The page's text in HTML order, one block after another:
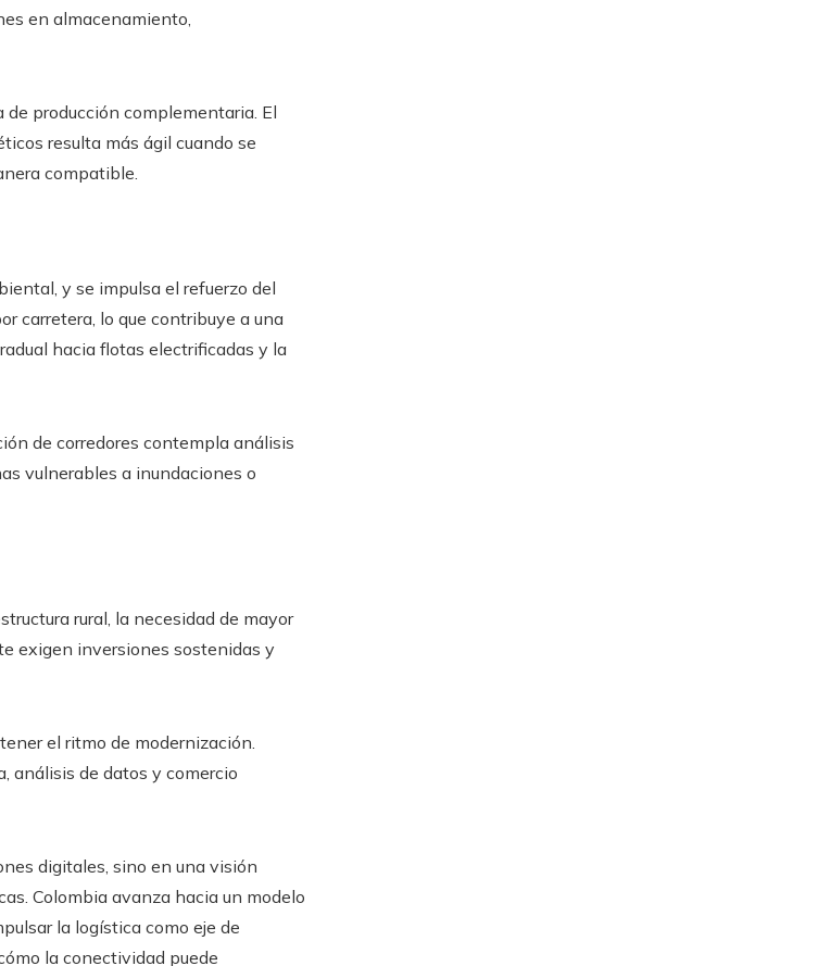
en almacenamiento,
producción complementaria. El
resulta más ágil cuando se
compatible.
y se impulsa el refuerzo del
carretera, lo que contribuye a una
hacia flotas electrificadas y la
de corredores contempla análisis
vulnerables a inundaciones o
rural, la necesidad de mayor
exigen inversiones sostenidas y
el ritmo de modernización.
análisis de datos y comercio
digitales, sino en una visión
Colombia avanza hacia un modelo
la logística como eje de
la conectividad puede